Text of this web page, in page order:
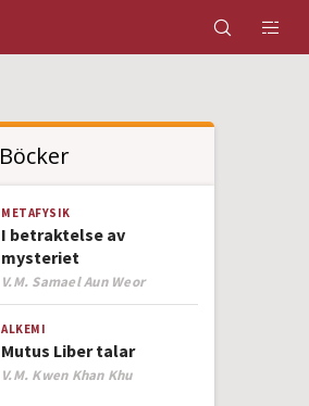
Böcker
METAFYSIK
I betraktelse av
mysteriet
Author
V.M. Samael Aun Weor
ALKEMI
Mutus Liber talar
Author
V.M. Kwen Khan Khu